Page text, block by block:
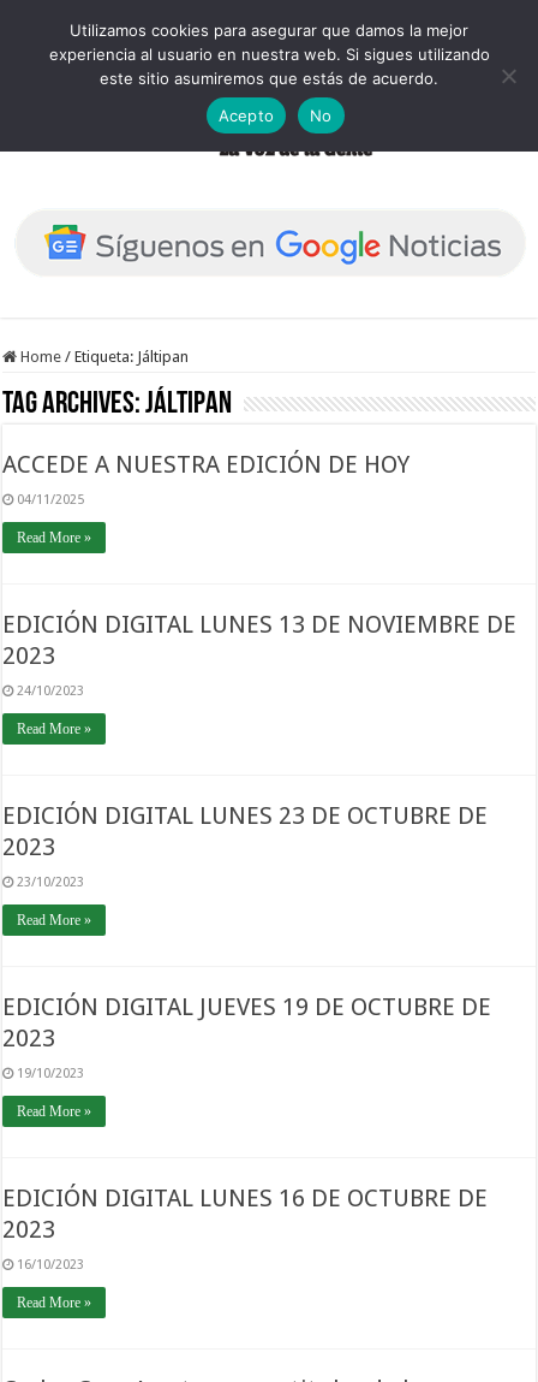
Home / Etiqueta: Jáltipan
Tag Archives:Jáltipan
ACCEDE A NUESTRA EDICIÓN DE HOY
04/11/2025
Read More »
EDICIÓN DIGITAL LUNES 13 DE NOVIEMBRE DE
2023
24/10/2023
Read More »
EDICIÓN DIGITAL LUNES 23 DE OCTUBRE DE
2023
23/10/2023
Read More »
EDICIÓN DIGITAL JUEVES 19 DE OCTUBRE DE
2023
19/10/2023
Read More »
EDICIÓN DIGITAL LUNES 16 DE OCTUBRE DE
2023
16/10/2023
Read More »
Utilizamos cookies para asegurar que damos la mejor
experiencia al usuario en nuestra web. Si sigues utilizando
este sitio asumiremos que estás de acuerdo.
Acepto
No